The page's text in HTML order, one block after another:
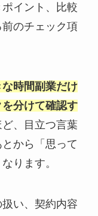
イント、比較
のチェック項
時間副業だけ
分けて確認す
、目立つ言葉
から「思って
ります。
い、契約内容